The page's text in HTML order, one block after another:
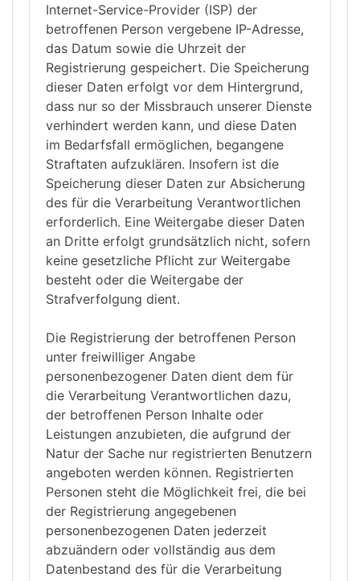
Internet-Service-Provider (ISP) der
betroffenen Person vergebene IP-Adresse,
das Datum sowie die Uhrzeit der
Registrierung gespeichert. Die Speicherung
dieser Daten erfolgt vor dem Hintergrund,
dass nur so der Missbrauch unserer Dienste
verhindert werden kann, und diese Daten
im Bedarfsfall ermöglichen, begangene
Straftaten aufzuklären. Insofern ist die
Speicherung dieser Daten zur Absicherung
des für die Verarbeitung Verantwortlichen
erforderlich. Eine Weitergabe dieser Daten
an Dritte erfolgt grundsätzlich nicht, sofern
keine gesetzliche Pflicht zur Weitergabe
besteht oder die Weitergabe der
Strafverfolgung dient.
Die Registrierung der betroffenen Person
unter freiwilliger Angabe
personenbezogener Daten dient dem für
die Verarbeitung Verantwortlichen dazu,
der betroffenen Person Inhalte oder
Leistungen anzubieten, die aufgrund der
Natur der Sache nur registrierten Benutzern
angeboten werden können. Registrierten
Personen steht die Möglichkeit frei, die bei
der Registrierung angegebenen
personenbezogenen Daten jederzeit
abzuändern oder vollständig aus dem
Datenbestand des für die Verarbeitung